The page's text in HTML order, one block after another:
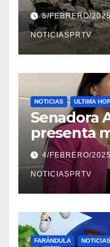
Reparto
5/FEBRERO/
NOTICIASPRTV
NOTICIAS ULTIMA
Senadora
presenta
violencia
4/FEBRERO/2025
NOTICIASPRTV
FARÁNDULA NOTICIAS